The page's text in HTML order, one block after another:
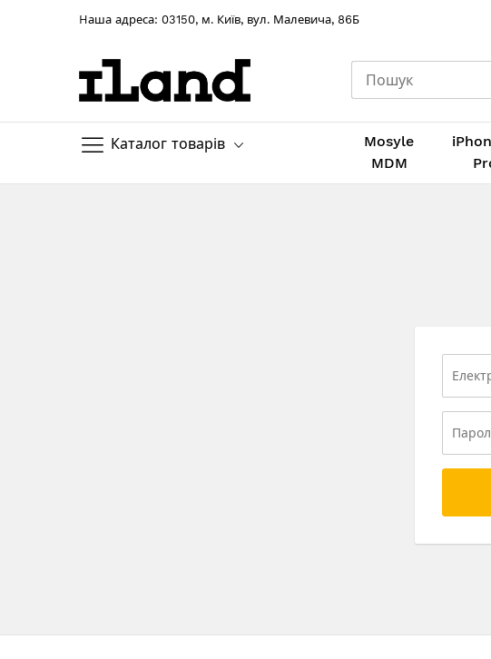
Hаша адреса: 03150, м. Київ, вул. Малевича, 86Б
Каталог товарів
Mosyle
MDM